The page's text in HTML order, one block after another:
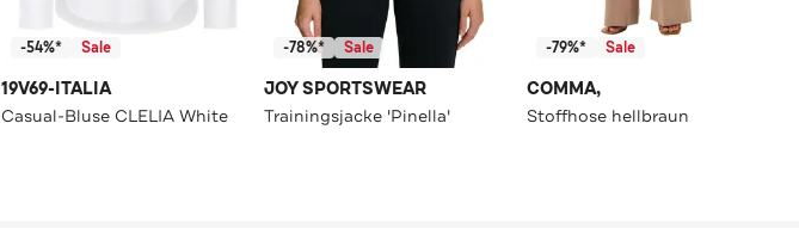
-54%* Sale
19V69-ITALIA
Casual-Bluse CLELIA White
-78%* Sale
JOY SPORTSWEAR
Trainingsjacke 'Pinella'
-79%* Sale
COMMA,
Stoffhose hellbraun